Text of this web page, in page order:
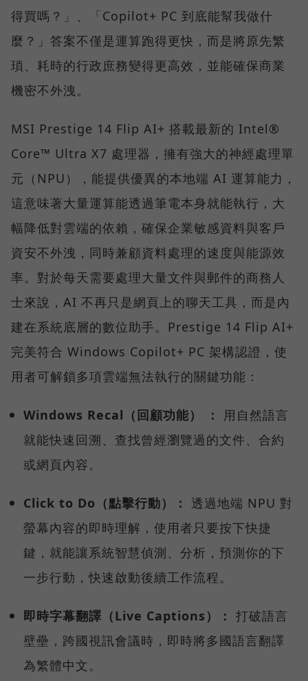
得買嗎？」、「Copilot+ PC 到底能幫我做什
麼？」答案不僅是運算跑得更快，而是將原先繁
瑣、耗時的行政庶務變得更高效，並能確保商業
機密不外洩。
MSI Prestige 14 Flip AI+ 搭載最新的 Intel®
Core™ Ultra X7 處理器，擁有強大的神經處理單
元（NPU），能提供優異的本地端 AI 運算能力，
這意味著大量運算能透過筆電本身就能執行，大
幅降低對雲端的依賴，確保企業敏感資料與客戶
資安不外洩，同時兼顧資料處理的速度與能源效
率。對於每天需要處理大量文件與郵件的商務人
士來說，AI 不再只是網頁上的聊天工具，而是內
建在系統底層的數位助手。Prestige 14 Flip AI+
完美符合 Windows Copilot+ PC 架構認證，使
用者可解鎖多項雲端無法執行的關鍵功能：
Windows Recal（回顧功能） ：
用自然語言
就能快速回溯、查找曾經瀏覽過的文件、合約
或網頁內容。
Click to Do（點擊行動）： 透過地端 NPU 對
螢幕內容的即時理解，使用者只要按下快捷
鍵，就能讓系統智慧偵測、分析，預測你的下
一步行動，快速啟動後續工作流程。
即時字幕翻譯（Live Captions）： 打破語言
壁壘，跨國視訊會議時，即時將多國語言翻譯
為繁體中文。